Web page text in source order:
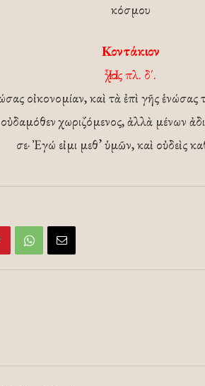
κόσμου
Κοντάκιον
Ἦχος πλ. δ΄.
οἰκονομίαν, καὶ τὰ ἐπὶ γῆς ἑνώσας
χωριζόμενος, ἀλλὰ μένων
σε· Ἐγώ εἰμι μεθ’ ὑμῶν, καὶ οὐδεὶς